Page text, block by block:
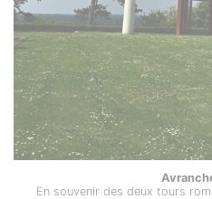
En souvenir des deux tours